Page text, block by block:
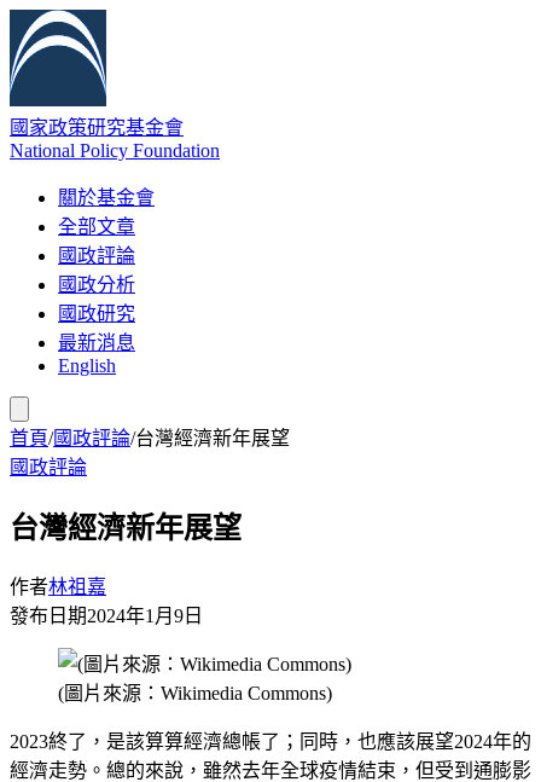
國家政策研究基金會
National Policy Foundation
關於基金會
全部文章
國政評論
國政分析
國政研究
最新消息
English
首頁/國政評論/台灣經濟新年展望
國政評論
台灣經濟新年展望
作者林祖嘉
發布日期2024年1月9日
(圖片來源：Wikimedia Commons)
2023終了，是該算算經濟總帳了；同時，也應該展望2024年的
經濟走勢。總的來說，雖然去年全球疫情結束，但受到通膨影